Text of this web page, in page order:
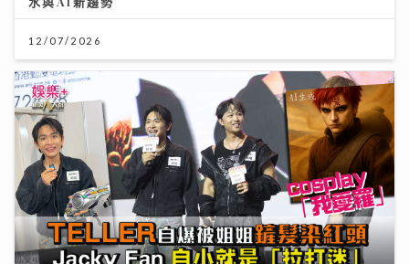
動漫節2026｜TELLER自爆F.1被姐姐鏟髮染紅頭
cosplay「我愛羅」 Jacky Fan細個被怪獸嚇親 反成
「拉打迷」
26/07/2026